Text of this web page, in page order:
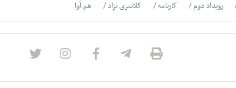
رویداد دوم کارنامه کلانتری نژاد هم آوا